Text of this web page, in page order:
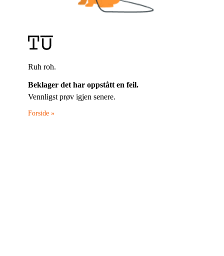
Ruh roh.
Beklager det har oppstått en feil.
Vennligst prøv igjen senere.
Forside »